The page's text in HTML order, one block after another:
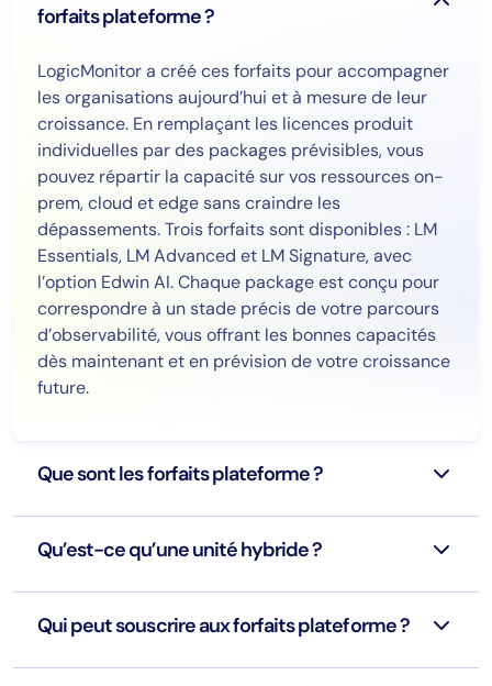
forfaits plateforme ?
LogicMonitor a créé ces forfaits pour accompagner
les organisations aujourd’hui et à mesure de leur
croissance. En remplaçant les licences produit
individuelles par des packages prévisibles, vous
pouvez répartir la capacité sur vos ressources on-
prem, cloud et edge sans craindre les
dépassements. Trois forfaits sont disponibles : LM
Essentials, LM Advanced et LM Signature, avec
l’option Edwin AI. Chaque package est conçu pour
correspondre à un stade précis de votre parcours
d’observabilité, vous offrant les bonnes capacités
dès maintenant et en prévision de votre croissance
future.
Que sont les forfaits plateforme ?
Qu’est-ce qu’une unité hybride ?
Qui peut souscrire aux forfaits plateforme ?